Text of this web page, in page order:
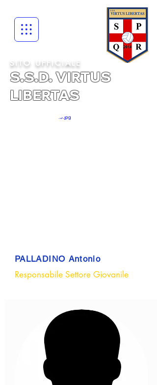
SITO UFFICIALE
S.S.D. VIRTUS
LIBERTAS
PALLADINO Antonio
Responsabile Settore Giovanile